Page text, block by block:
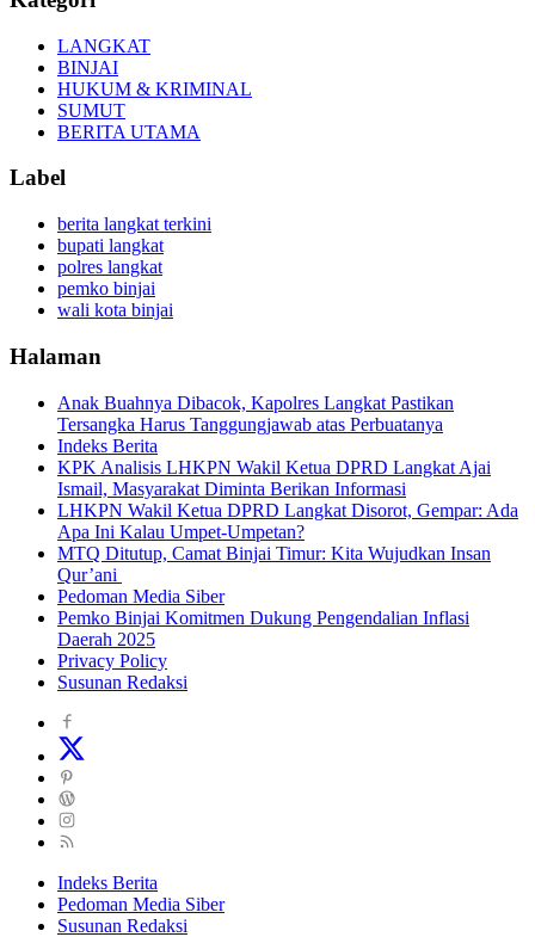
LANGKAT
BINJAI
HUKUM & KRIMINAL
SUMUT
BERITA UTAMA
Label
berita langkat terkini
bupati langkat
polres langkat
pemko binjai
wali kota binjai
Halaman
Anak Buahnya Dibacok, Kapolres Langkat Pastikan
Tersangka Harus Tanggungjawab atas Perbuatanya
Indeks Berita
KPK Analisis LHKPN Wakil Ketua DPRD Langkat Ajai
Ismail, Masyarakat Diminta Berikan Informasi
LHKPN Wakil Ketua DPRD Langkat Disorot, Gempar: Ada
Apa Ini Kalau Umpet-Umpetan?
MTQ Ditutup, Camat Binjai Timur: Kita Wujudkan Insan
Qur’ani
Pedoman Media Siber
Pemko Binjai Komitmen Dukung Pengendalian Inflasi
Daerah 2025
Privacy Policy
Susunan Redaksi
Indeks Berita
Pedoman Media Siber
Susunan Redaksi